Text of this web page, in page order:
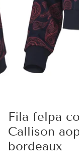
Fila felpa
Callison
bordeaux